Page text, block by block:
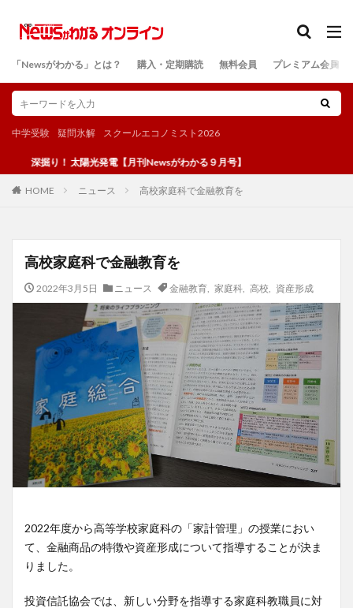
「Newsがわかる」とは？ 購入・定期購読 無料会員 プレミアム会員
中学受験 疑問氷解 スクールエコノミスト2026
！ 太陽光発電【月刊Newsがわかる９月号】
HOME ニュース 高校家庭科で金融教育を
高校家庭科で金融教育を
2022年3月5日 ニュース 金融教育, 家庭科, 高校 資産形成
2022年度から高等学校家庭科の「家計管理」の授業におい
て、金融商品の特徴や資産形成について指導することが決ま
りました。
投資信託協会では、新しい分野を指導する家庭科教職員に対
検索